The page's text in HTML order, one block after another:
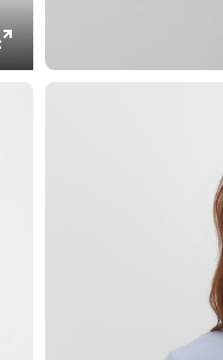
Enter